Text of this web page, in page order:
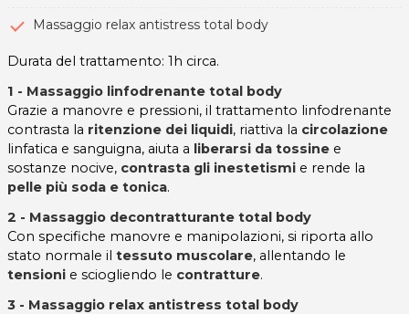
Massaggio relax antistress total body
Durata del trattamento: 1h circa.
1 - Massaggio linfodrenante total body
Grazie a manovre e pressioni, il trattamento linfodrenante
contrasta la ritenzione dei liquidi, riattiva la circolazione
linfatica e sanguigna, aiuta a liberarsi da tossine e
sostanze nocive, contrasta gli inestetismi e rende la
pelle più soda e tonica.
2 - Massaggio decontratturante total body
Con specifiche manovre e manipolazioni, si riporta allo
stato normale il tessuto muscolare, allentando le
tensioni e sciogliendo le contratture.
3 - Massaggio relax antistress total body